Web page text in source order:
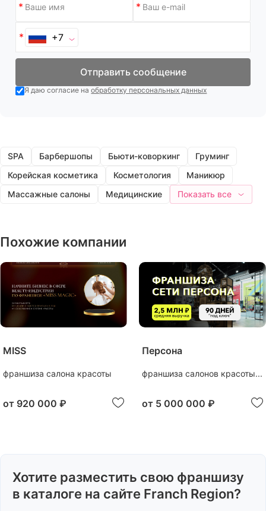
+7
Отправить сообщение
Я даю согласие наобработку персональных данных
SPA Барбершопы Бьюти-коворкинг
Груминг
Корейская косметика
Косметология
Маникюр
Массажные салоны
Медицинские Показать все
Похожие компании
MISS
франшиза салона красоты
от 920 000 ₽
Персона
франшиза салонов красоты...
от 5 000 000 ₽
Хотите разместить свою франшизу
в каталоге на сайте Franch Region?